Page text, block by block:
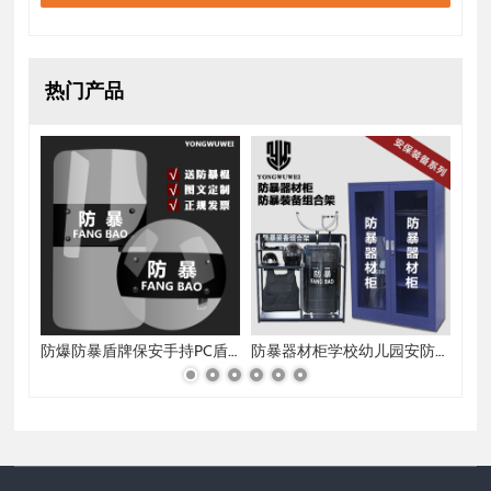
热门产品
防爆防暴盾牌保安手持PC盾牌校园幼儿园门卫执勤防护装备安防器 防暴器材柜学校幼儿园安防八件套防爆盾牌钢叉装备组合架保安器材